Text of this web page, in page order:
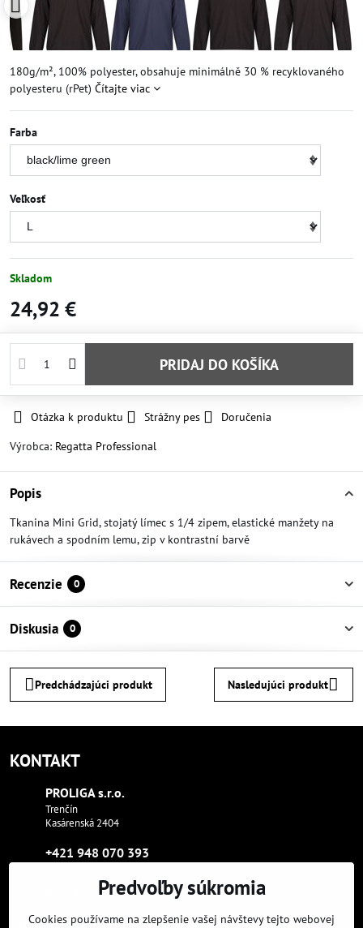
180g/m², 100% polyester, obsahuje minimálně 30 % recyklovaného
polyesteru (rPet) Čítajte viac
Farba
Veľkosť
Skladom
24,92 €
PRIDAJ DO KOŠÍKA
Otázka k produktu Strážny pes
Doručenia
Výrobca: Regatta Professional
Popis
Tkanina Mini Grid, stojatý límec s 1/4 zipem, elastické manžety na
rukávech a spodním lemu, zip v kontrastní barvě
Recenzie 0
Diskusia 0
Predchádzajúci produkt Nasledujúci produkt
KONTAKT
PROLIGA s​.r​.o​.
Trenčín
Kasárenská 2404
+421 948 070 393
proliga​@proliga​.eu
Predvoľby súkromia
Cookies používame na zlepšenie vašej návštevy tejto webovej